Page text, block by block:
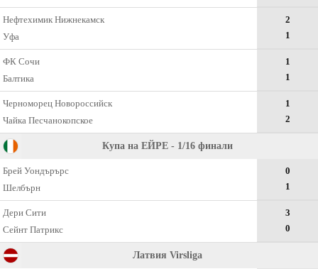
Нефтехимик Нижнекамск
Уфа
2
1
ФК Сочи
Балтика
1
1
Черноморец Новороссийск
Чайка Песчанокопское
1
2
Купа на ЕЙРЕ - 1/16 финали
Брей Уондърърс
Шелбърн
0
1
Дери Сити
Сейнт Патрикс
3
0
Латвия Virsliga